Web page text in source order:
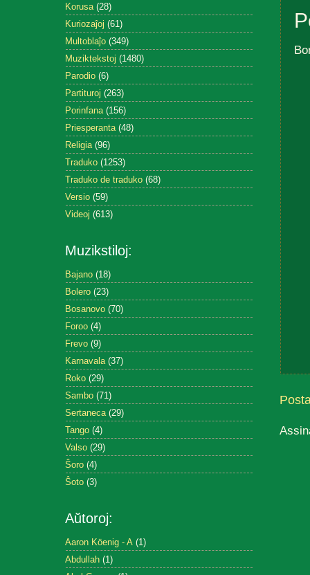
Korusa (28)
Kuriozaĵoj (61)
Multoblaĵo (349)
Muziktekstoj (1480)
Parodio (6)
Partituroj (263)
Porinfana (156)
Priesperanta (48)
Religia (96)
Traduko (1253)
Traduko de traduko (68)
Versio (59)
Videoj (613)
Muzikstiloj:
Bajano (18)
Bolero (23)
Bosanovo (70)
Foroo (4)
Frevo (9)
Karnavala (37)
Roko (29)
Sambo (71)
Sertaneca (29)
Tango (4)
Valso (29)
Ŝoro (4)
Ŝoto (3)
Aŭtoroj:
Aaron Köenig - A (1)
Abdullah (1)